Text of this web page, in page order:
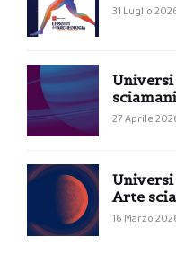
31 Luglio
Universi
27 Aprile
Arte
16 Marzo